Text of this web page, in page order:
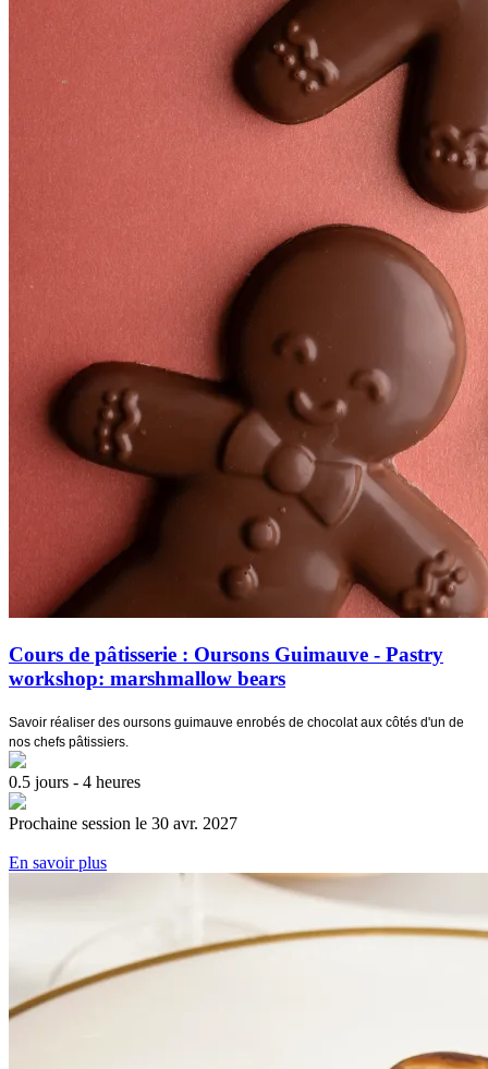
Cours de pâtisserie : Oursons Guimauve - Pastry
workshop: marshmallow bears
Savoir réaliser des oursons guimauve enrobés de chocolat aux côtés d'un de
nos chefs pâtissiers.
0.5 jours - 4 heures
Prochaine session le 30 avr. 2027
En savoir plus